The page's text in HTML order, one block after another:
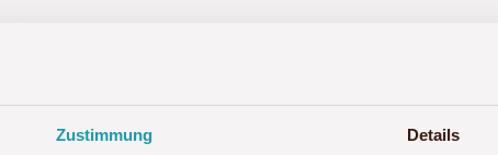
Zustimmung Details